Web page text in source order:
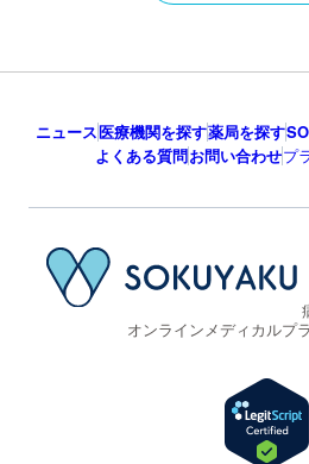
ニュース医療機関を探す薬局を探す
よくある質問お問い合わせプ
オンラインメディカルプ